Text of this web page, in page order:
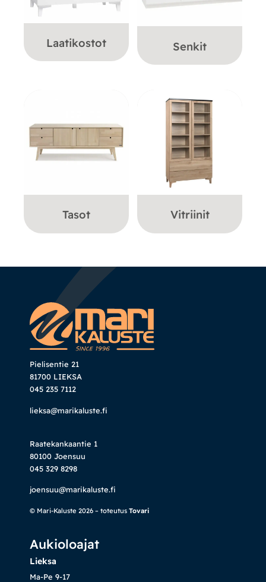
Laatikostot Senkit
Tasot Vitriinit
Pielisentie 21
81700 LIEKSA
045 235 7112
lieksa@marikaluste.fi
Raatekankaantie 1
80100 Joensuu
045 329 8298
joensuu@marikaluste.fi
© Mari-Kaluste 2026 – toteutus Tovari
Aukioloajat
Lieksa
Ma-Pe 9-17